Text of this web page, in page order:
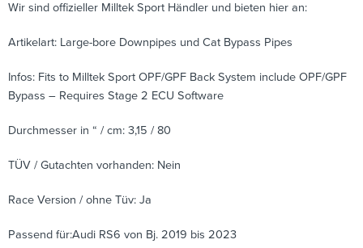
Wir sind offizieller Milltek Sport Händler und bieten hier an:
Artikelart: Large-bore Downpipes und Cat Bypass Pipes
Infos: Fits to Milltek Sport OPF/GPF Back System include OPF/GPF
Bypass – Requires Stage 2 ECU Software
Durchmesser in “ / cm: 3,15 / 80
TÜV / Gutachten vorhanden: Nein
Race Version / ohne Tüv: Ja
Passend für:Audi RS6 von Bj. 2019 bis 2023